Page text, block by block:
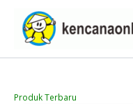
konten
Produk Terbaru